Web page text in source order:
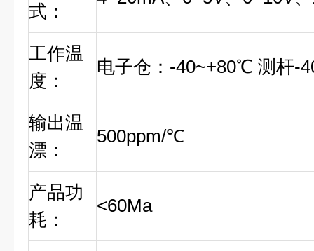
式：
工作温
度：
电子仓：-40~+80℃ 测杆-
输出温
漂：
500ppm/℃
产品功
耗：
<60Ma